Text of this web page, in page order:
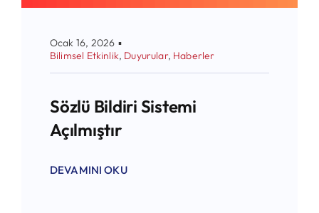
Ocak 16, 2026 ▪
Bilimsel Etkinlik, Duyurular, Haberler
Sözlü Bildiri Sistemi
Açılmıştır
DEVAMINI OKU